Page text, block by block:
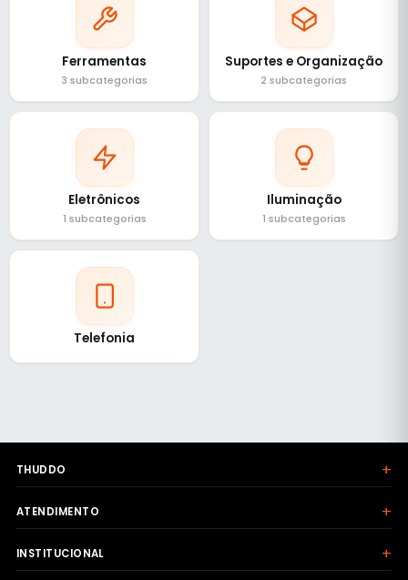
Ferramentas
3 subcategorias
Suportes e Organização
2 subcategorias
Eletrônicos
1 subcategorias
Iluminação
1 subcategorias
Telefonia
THUDDO +
ATENDIMENTO +
INSTITUCIONAL +